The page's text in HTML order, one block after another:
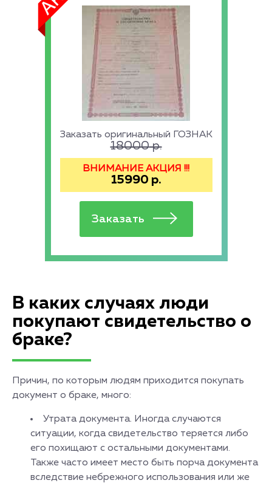
Заказать оригинальный ГОЗНАК
18000р.
ВНИМАНИЕ АКЦИЯ !!!
15990 р.
В каких случаях люди
покупают свидетельство о
браке?
Причин, по которым людям приходится покупать
документ о браке, много:
Утрата документа. Иногда случаются
ситуации, когда свидетельство теряется либо
его похищают с остальными документами.
Также часто имеет место быть порча документа
вследствие небрежного использования или же